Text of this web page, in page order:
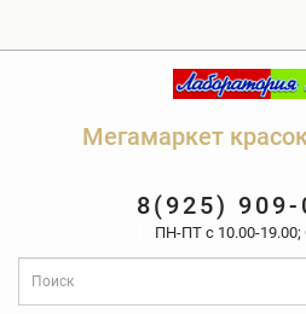
Мегамаркет
8(925) 909-
ПН-ПТ c 10.00-